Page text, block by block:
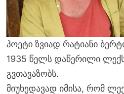
პოეტი ზვიად რატიანი
1935 წელს დაწერილი
გვთავაზობს.
მიუხედავად იმისა, რომ